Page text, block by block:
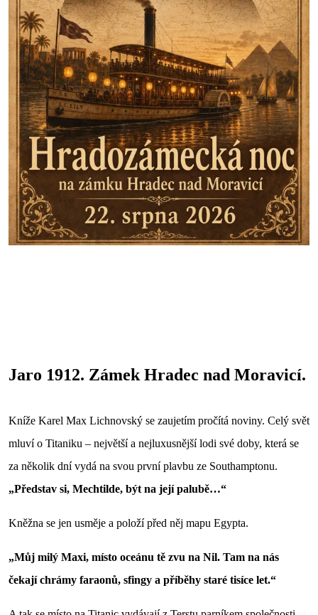
Jaro 1912. Zámek Hradec nad Moravicí.
Kníže Karel Max Lichnovský se zaujetím pročítá noviny. Celý svět
mluví o Titaniku – největší a nejluxusnější lodi své doby, která se
za několik dní vydá na svou první plavbu ze Southamptonu.
„Představ si, Mechtilde, být na její palubě…“
Kněžna se jen usměje a položí před něj mapu Egypta.
„Můj milý Maxi, místo oceánu tě zvu na Nil. Tam na nás
čekají chrámy faraonů, sfingy a příběhy staré tisíce let.“